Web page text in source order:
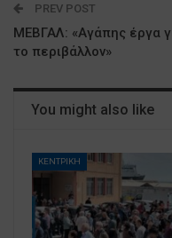
PREV POST
ΜΕΒΓΑΛ: «Αγάπης έργα
το περιβάλλον»
You might also like
ΚΕΝΤΡΙΚΗ